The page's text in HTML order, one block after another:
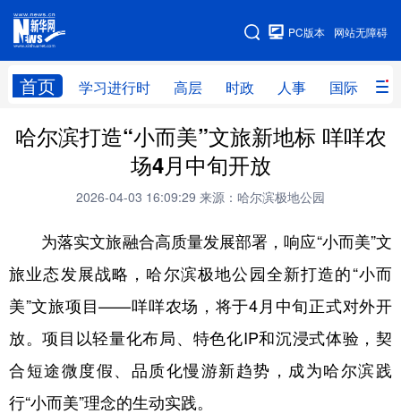
网站无障碍
PC版本
首页 学习进行时 高层 时政 人事 国际 财
网站地图
学习进行时 高层 时政 人事
财经 网评
全球连线
科技 科普 体育 文化
健康 军事 访谈 视频
食品 人居 信息化 乡村振兴
溯源中国 城市
哈尔滨打造“小而美”文旅新地标 咩咩农
场4月中旬开放
2026-04-03 16:09:29 来源：哈尔滨极地公园
为落实文旅融合高质量发展部署，响应“小而美”文
旅业态发展战略，哈尔滨极地公园全新打造的“小而
美”文旅项目——咩咩农场，将于4月中旬正式对外开
放。项目以轻量化布局、特色化IP和沉浸式体验，契
合短途微度假、品质化慢游新趋势，成为哈尔滨践
行“小而美”理念的生动实践。